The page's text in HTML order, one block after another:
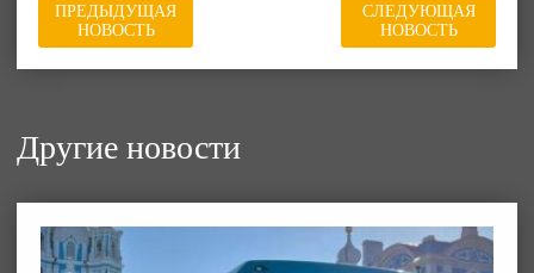
ПРЕДЫДУЩАЯ
НОВОСТЬ
СЛЕДУЮЩАЯ
НОВОСТЬ
Другие новости